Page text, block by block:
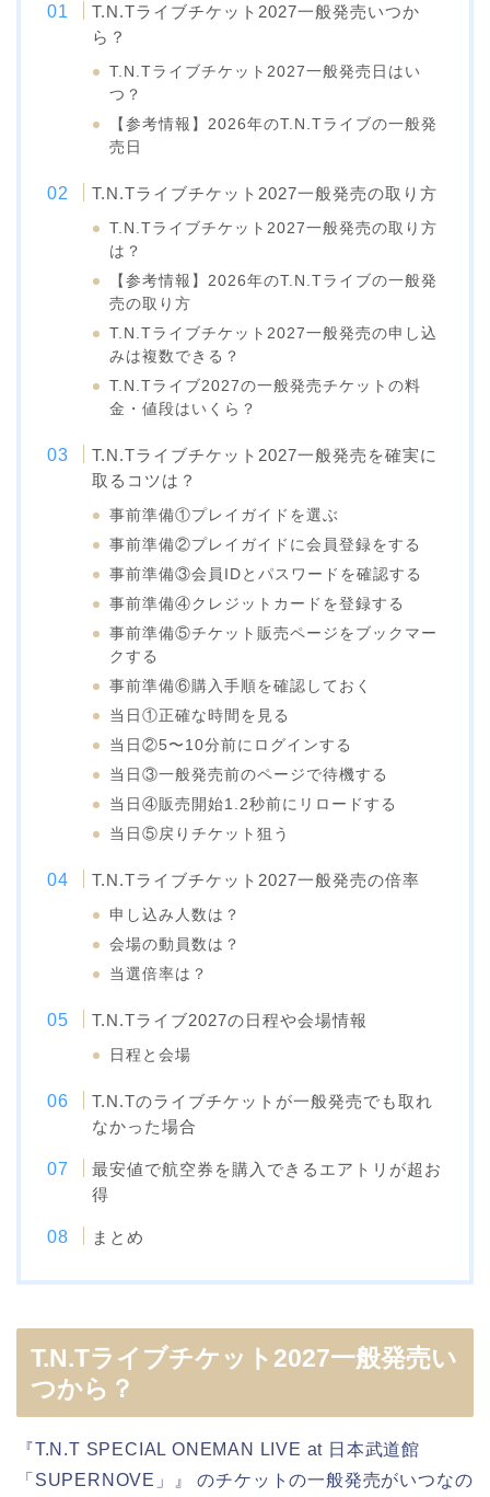
T.N.Tライブチケット2027一般発売いつか
ら？
T.N.Tライブチケット2027一般発売日はい
つ？
【参考情報】2026年のT.N.Tライブの一般発
売日
T.N.Tライブチケット2027一般発売の取り方
T.N.Tライブチケット2027一般発売の取り方
は？
【参考情報】2026年のT.N.Tライブの一般発
売の取り方
T.N.Tライブチケット2027一般発売の申し込
みは複数できる？
T.N.Tライブ2027の一般発売チケットの料
金・値段はいくら？
T.N.Tライブチケット2027一般発売を確実に
取るコツは？
事前準備①プレイガイドを選ぶ
事前準備②プレイガイドに会員登録をする
事前準備③会員IDとパスワードを確認する
事前準備④クレジットカードを登録する
事前準備⑤チケット販売ページをブックマー
クする
事前準備⑥購入手順を確認しておく
当日①正確な時間を見る
当日②5〜10分前にログインする
当日③一般発売前のページで待機する
当日④販売開始1.2秒前にリロードする
当日⑤戻りチケット狙う
T.N.Tライブチケット2027一般発売の倍率
申し込み人数は？
会場の動員数は？
当選倍率は？
T.N.Tライブ2027の日程や会場情報
日程と会場
T.N.Tのライブチケットが一般発売でも取れ
なかった場合
最安値で航空券を購入できるエアトリが超お
得
まとめ
T.N.Tライブチケット2027一般発売い
つから？
『T.N.T SPECIAL ONEMAN LIVE at 日本武道館
「SUPERNOVE」』 のチケットの一般発売がいつなの